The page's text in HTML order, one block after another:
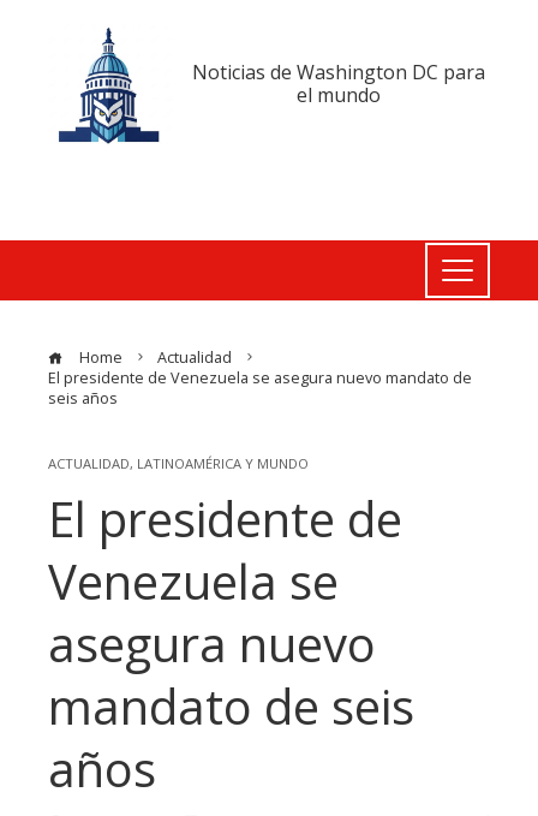
Noticias de Washington DC para
el mundo
Home
Actualidad
El presidente de Venezuela se asegura nuevo mandato de
seis años
ACTUALIDAD, LATINOAMÉRICA Y MUNDO
El presidente de
Venezuela se
asegura nuevo
mandato de seis
años